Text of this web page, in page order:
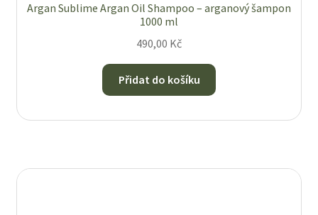
Argan Sublime Argan Oil Shampoo – arganový šampon
1000 ml
490,00 Kč
Přidat do košíku